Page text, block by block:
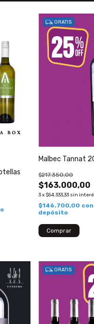
GRATIS
Malbec Tannat
$163.000,00
$217.350,00
3x $54.333,33 sin
$146.700,00 con
depósito
GRATIS